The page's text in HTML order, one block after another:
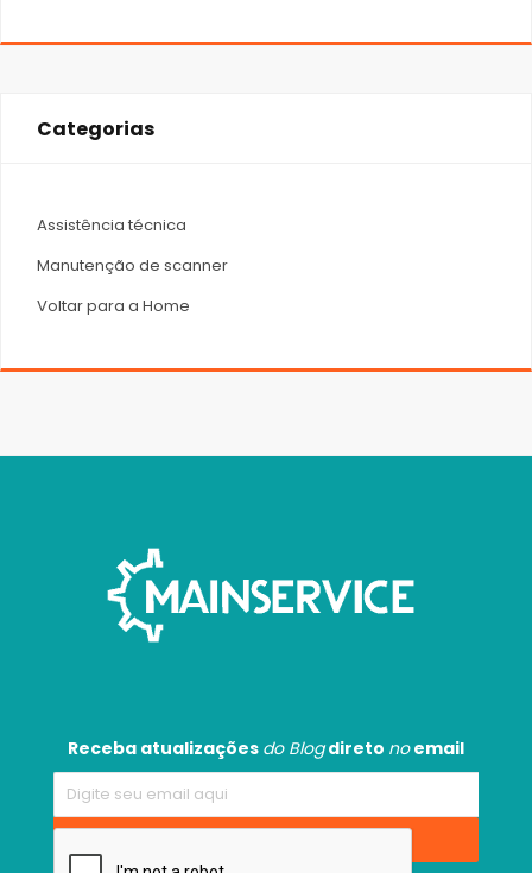
Categorias
Assistência técnica
Manutenção de scanner
Voltar para a Home
Receba atualizações do Blogdireto noemail